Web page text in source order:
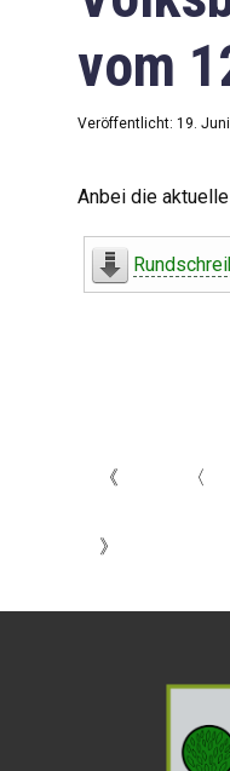
vom
Veröffentlicht: 19.
Anbei die
《 〈
》